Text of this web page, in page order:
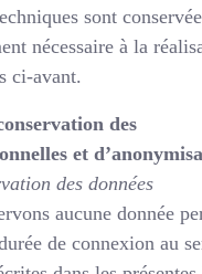
sont
nécessaire à la
ci-avant.
des
et
des données
aucune donnée
de connexion au